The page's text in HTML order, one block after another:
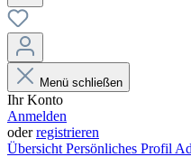
Menü schließen
Ihr Konto
Anmelden
oderregistrieren
Übersicht Persönliches Profil